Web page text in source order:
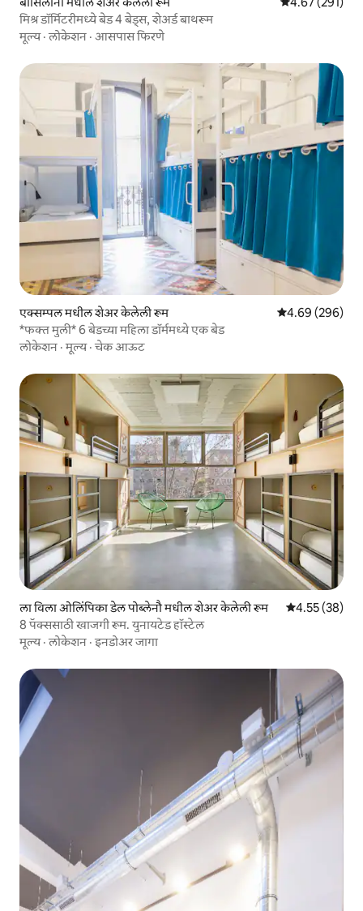
मिश्र डॉर्मिटरीमध्ये बेड 4 बेड्स, शेअर्ड बाथरूम
मूल्य·लोकेशन · आसपास फिरणे
एक्सम्पल मधील शेअर केलेली रूम 5 पैकी 4.69
4.69 (296)
*फक्त मुली* 6 बेडच्या महिला डॉर्ममध्ये एक बेड
लोकेशन ·मूल्य·चेक आऊट
ला विला ओलिंपिका डेल पोब्लेनौ मधील शेअर केलेली रूम 5 पैकी 4.55
4.55 (38)
8 पॅक्ससाठी खाजगी रूम. युनायटेड हॉस्टेल
मूल्य·लोकेशन ·इनडोअर जागा